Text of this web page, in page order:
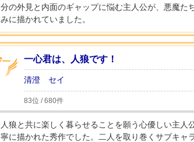
分の外見と内面のギャップに悩む主人公が、悪魔た
みに描かれていました。
一心君は、人狼です！
清澄 セイ
83位 / 680件
人狼と共に楽しく暮らせることを願う心優しい主
寧に描かれた秀作でした。二人を取り巻くサブキャ